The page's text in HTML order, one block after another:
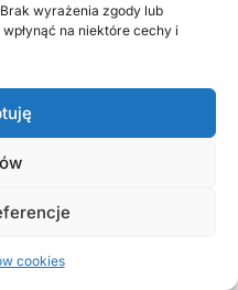
wyrażenia zgody lub
na niektóre cechy i
cookies